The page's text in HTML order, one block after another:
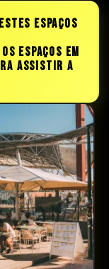
ESPAÇOS
ESPAÇOS EM
ASSISTIR A